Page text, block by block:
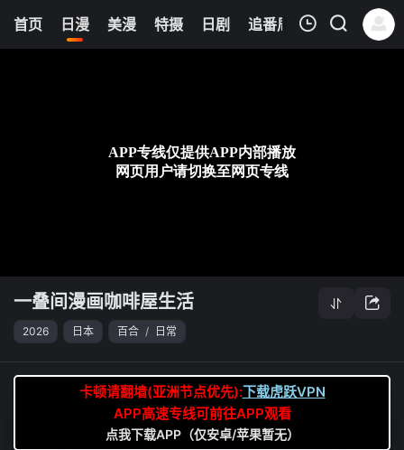
首页 日漫 美漫 特摄 日剧 追番周表 今日更新
0
清空
一叠间漫画咖啡屋生活
2026 日本 百合 / 日常
卡顿请翻墙(亚洲节点优先):下载虎跃VPN
APP高速专线可前往APP观看
点我下载APP（仅安卓/苹果暂无）